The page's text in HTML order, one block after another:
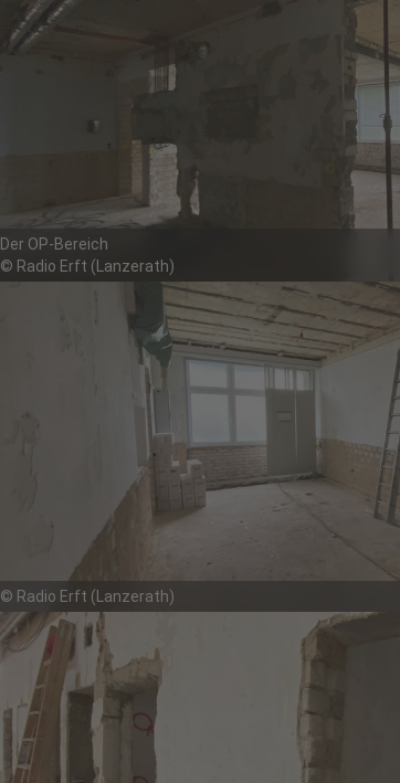
Der OP-Bereich
© Radio Erft (Lanzerath)
© Radio Erft (Lanzerath)